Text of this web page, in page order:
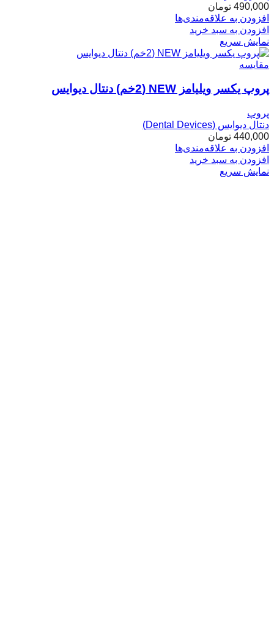
490,000 تومان
افزودن به علاقه‌مندی‌ها
افزودن به سبد خرید
نمایش سریع
مقایسه
پروپ یکسر ویلیامز NEW (2خم) دنتال دیوایس
پروپ
دنتال دیوایس (Dental Devices)
440,000 تومان
افزودن به علاقه‌مندی‌ها
افزودن به سبد خرید
نمایش سریع